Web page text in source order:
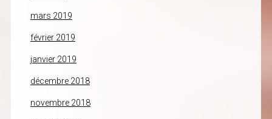
mars 2019
février 2019
janvier 2019
décembre 2018
novembre 2018